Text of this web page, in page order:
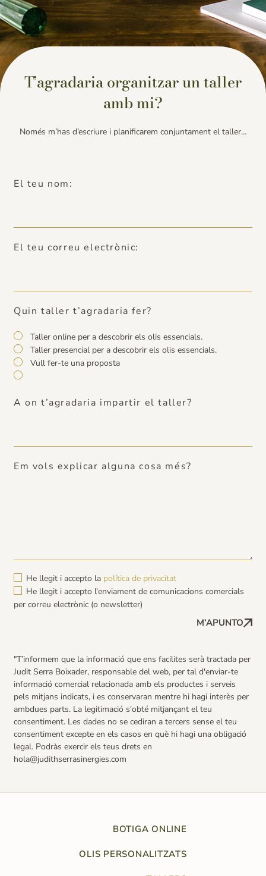
T’agradaria organitzar un taller
amb mi?
Només m’has d’escriure i planificarem conjuntament el taller…
El teu nom:
El teu correu electrònic:
Quin taller t’agradaria fer?
Taller online per a descobrir els olis essencials.
Taller presencial per a descobrir els olis essencials.
Vull fer-te una proposta
A on t’agradaria impartir el taller?
Em vols explicar alguna cosa més?
He llegit i accepto la política de privacitat
He llegit i accepto l'enviament de comunicacions comercials
per correu electrònic (o newsletter)
M’APUNTO
"T’informem que la informació que ens facilites serà tractada per
Judit Serra Boixader, responsable del web, per tal d'enviar-te
informació comercial relacionada amb els productes i serveis
pels mitjans indicats, i es conservaran mentre hi hagi interès per
ambdues parts. La legitimació s'obté mitjançant el teu
consentiment. Les dades no se cediran a tercers sense el teu
consentiment excepte en els casos en què hi hagi una obligació
legal. Podràs exercir els teus drets en
hola@judithserrasinergies.com
BOTIGA ONLINE
OLIS PERSONALITZATS